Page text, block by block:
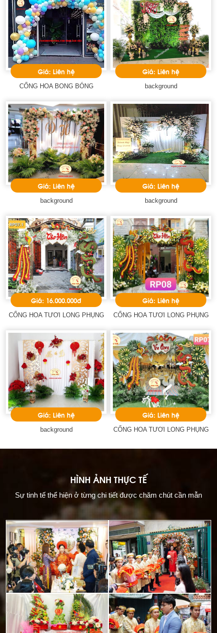
Giá: Liên hệ
CỔNG HOA BONG BÓNG
Giá: Liên hệ
background
Giá: Liên hệ
background
Giá: Liên hệ
background
Giá: 16.000.000đ
CỔNG HOA TƯƠI LONG PHỤNG
Giá: Liên hệ
CỔNG HOA TƯƠI LONG PHỤNG
Giá: Liên hệ
background
Giá: Liên hệ
CỔNG HOA TƯƠI LONG PHỤNG
HÌNH ẢNH THỰC TẾ
Sự tinh tế thể hiện ở từng chi tiết được chăm chút cần mẫn